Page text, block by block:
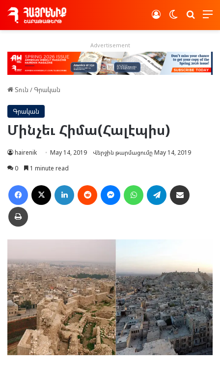
Switch skin
Log In
Advertisement
Տուն / Գրական
Գրական
Մինչեւ Հիմա(Հալէպիս)
hairenik May 14, 2019
Վերջին թարմացումը May 14, 2019
0
1 minute read
Facebook LinkedIn Reddit MessengerWhatsAppTelegram
Տպել